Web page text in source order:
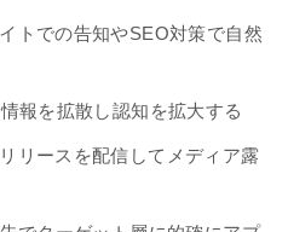
トでの告知やSEO対策で自然
報を拡散し認知を拡大する
リースを配信してメディア露